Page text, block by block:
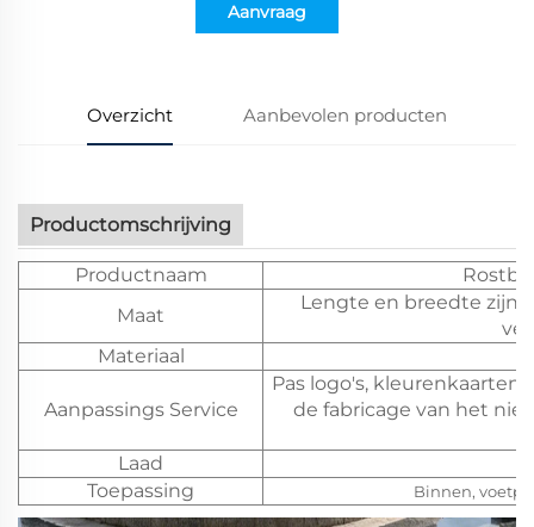
Aanvraag
Overzicht Aanbevolen producten
Productomschrijving
Productnaam
Maat
Lengte en breedte zijn
Materiaal
Aanpassings Service
Pas logo's,
de fabricage van het
Laad
Toepassing
Binnen,